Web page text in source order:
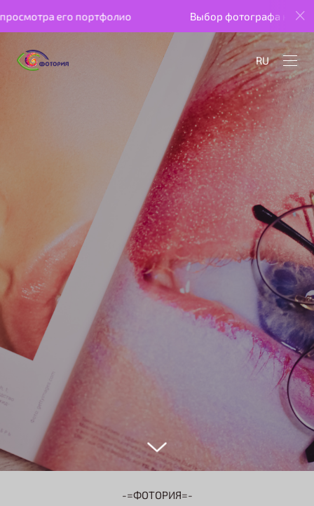
портфолио Выбор фотографа начинается с
RU
-=ФОТОРИЯ=-